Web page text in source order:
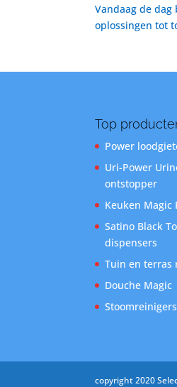
Vandaag de
oplossingen tot
Top
Power
Uri-Power
ontstopper
Keuken Magic
Satino Black
dispensers
Tuin en terras
Douche Magic
Stoomreinigers
copyright 2020